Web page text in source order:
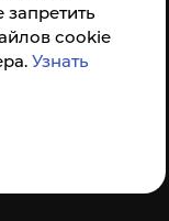
cookie
Узнать
же по прямой